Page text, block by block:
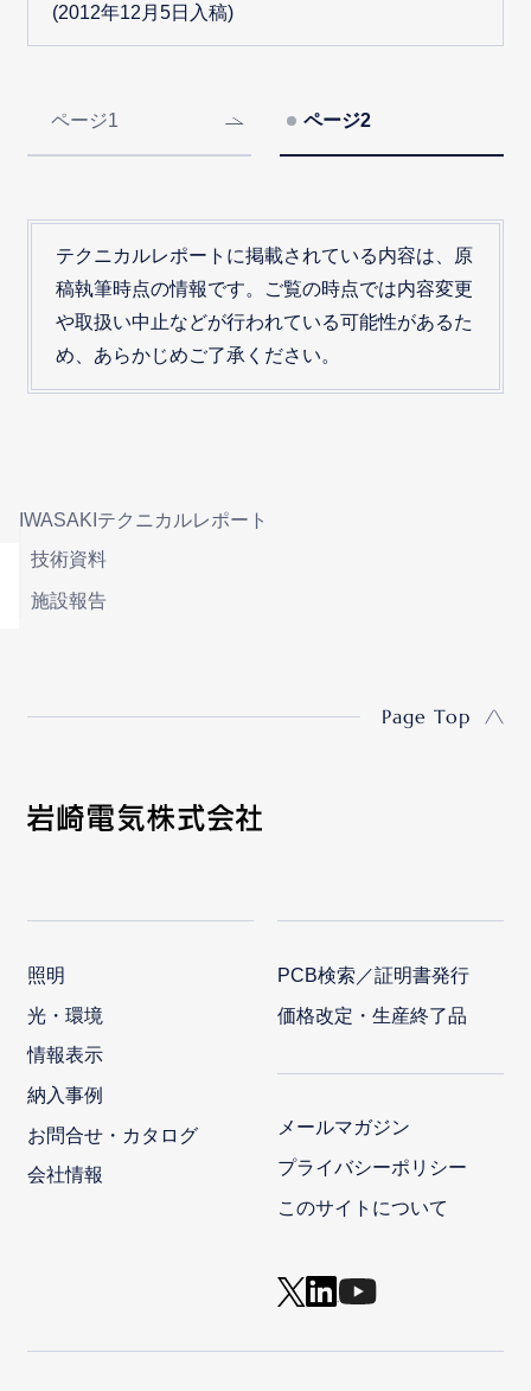
(2012年12月5日入稿)
ページ1 ページ2
テクニカルレポートに掲載されている内容は、原
稿執筆時点の情報です。ご覧の時点では内容変更
や取扱い中止などが行われている可能性があるた
め、あらかじめご了承ください。
IWASAKIテクニカルレポート
技術資料
施設報告
Page Top
照明
光・環境
情報表示
納入事例
お問合せ・カタログ
会社情報
PCB検索／証明書発行
価格改定・生産終了品
メールマガジン
プライバシーポリシー
このサイトについて